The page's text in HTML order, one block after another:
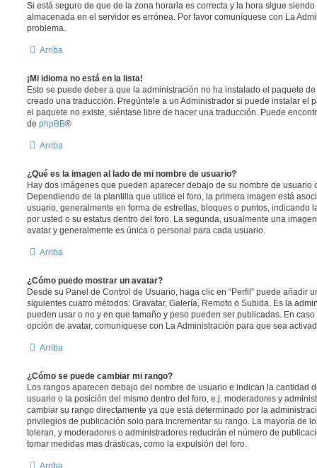
Si está seguro de que de la zona horaria es correcta y la hora sigue
almacenada en el servidor es errónea. Por favor comuníquese con La
problema.
Arriba
¡Mi idioma no está en la lista!
Esto se puede deber a que la administración no ha instalado el paquete
creado una traducción. Pregúntele a un Administrador si puede instalar el
el paquete no existe, siéntase libre de hacer una traducción. Puede
de phpBB®
Arriba
¿Qué es la imagen al lado de mi nombre de usuario?
Hay dos imágenes que pueden aparecer debajo de su nombre de usuario
Dependiendo de la plantilla que utilice el foro, la primera imagen está
usuario, generalmente en forma de estrellas, bloques o puntos, indicando
por usted o su estatus dentro del foro. La segunda, usualmente una
avatar y generalmente es única o personal para cada usuario.
Arriba
¿Cómo puedo mostrar un avatar?
Desde su Panel de Control de Usuario, haga clic en “Perfil” puede añadir
siguientes cuatro métodos: Gravatar, Galería, Remoto o Subida. Es la
pueden usar o no y en que tamaño y peso pueden ser publicadas. En
opción de avatar, comuníquese con La Administración para que sea
Arriba
¿Cómo se puede cambiar mi rango?
Los rangos aparecen debajo del nombre de usuario e indican la cantidad
usuario o la posición del mismo dentro del foro, e.j. moderadores y
cambiar su rango directamente ya que está determinado por la
privilegios de publicación solo para incrementar su rango. La mayoría de
toleran, y moderadores o administradores reducirán el número de
tomar medidas mas drásticas, como la expulsión del foro.
Arriba